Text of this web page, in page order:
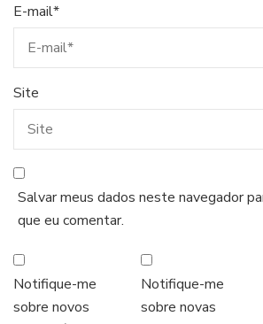
E-mail*
Site
Salvar meus dados neste navegador
que eu comentar.
Notifique-me
sobre novos
Notifique-me
sobre novas